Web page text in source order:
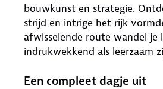
bouwkunst en strategie.
strijd en intrige het rijk
afwisselende route wandel je
indrukwekkend als leerzaam
Een compleet dagje uit